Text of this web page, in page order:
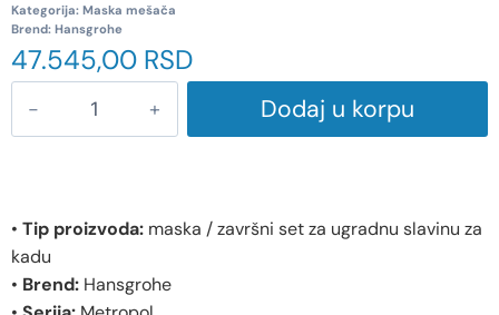
Kategorija: Maska mešača
Brend: Hansgrohe
47.545,00 RSD
Dodaj u korpu
• Tip proizvoda: maska / završni set za ugradnu slavinu za
kadu
• Brend: Hansgrohe